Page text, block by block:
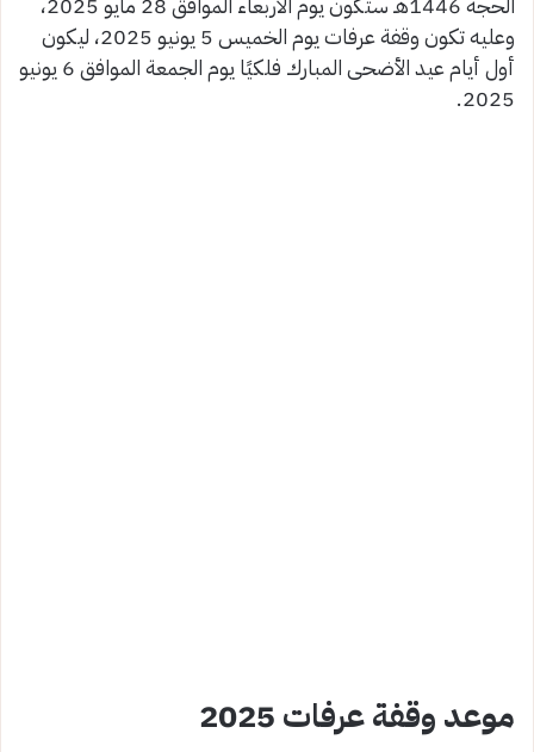
وعليه تكون وقفة عرفات يوم الخميس 5 يونيو 2025، ليكون
أول أيام عيد الأضحى المبارك فلكيًا يوم الجمعة الموافق 6 يونيو
2025.
موعد وقفة عرفات 2025